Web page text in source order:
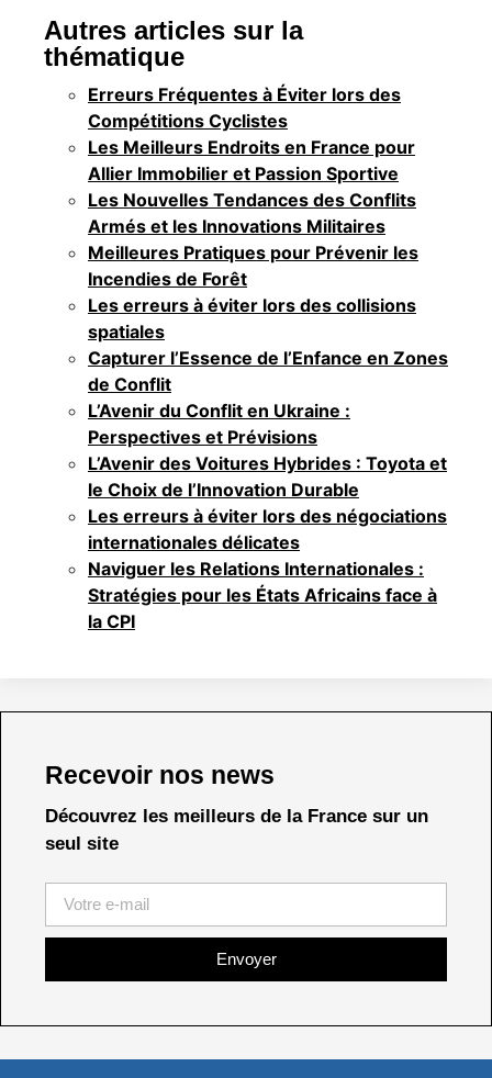
Autres articles sur la
thématique
Erreurs Fréquentes à Éviter lors des
Compétitions Cyclistes
Les Meilleurs Endroits en France pour
Allier Immobilier et Passion Sportive
Les Nouvelles Tendances des Conflits
Armés et les Innovations Militaires
Meilleures Pratiques pour Prévenir les
Incendies de Forêt
Les erreurs à éviter lors des collisions
spatiales
Capturer l’Essence de l’Enfance en Zones
de Conflit
L’Avenir du Conflit en Ukraine :
Perspectives et Prévisions
L’Avenir des Voitures Hybrides : Toyota et
le Choix de l’Innovation Durable
Les erreurs à éviter lors des négociations
internationales délicates
Naviguer les Relations Internationales :
Stratégies pour les États Africains face à
la CPI
Recevoir nos news
Découvrez les meilleurs de la France sur un
seul site
Envoyer